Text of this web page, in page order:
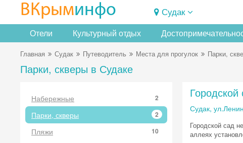
ВКрыминфо Судак
Отели Культурный отдых
Главная Судак Путеводитель Места для прогулок Парки,
Парки, скверы в Судаке
Набережные 2
Парки, скверы 2
Пляжи 10
Городской
Судак,
Городской сад
аллеях